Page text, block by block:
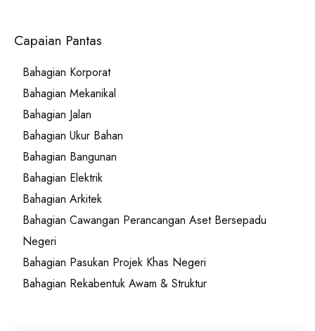
Capaian Pantas
Bahagian Korporat
Bahagian Mekanikal
Bahagian Jalan
Bahagian Ukur Bahan
Bahagian Bangunan
Bahagian Elektrik
Bahagian Arkitek
Bahagian Cawangan Perancangan Aset Bersepadu
Negeri
Bahagian Pasukan Projek Khas Negeri
Bahagian Rekabentuk Awam & Struktur